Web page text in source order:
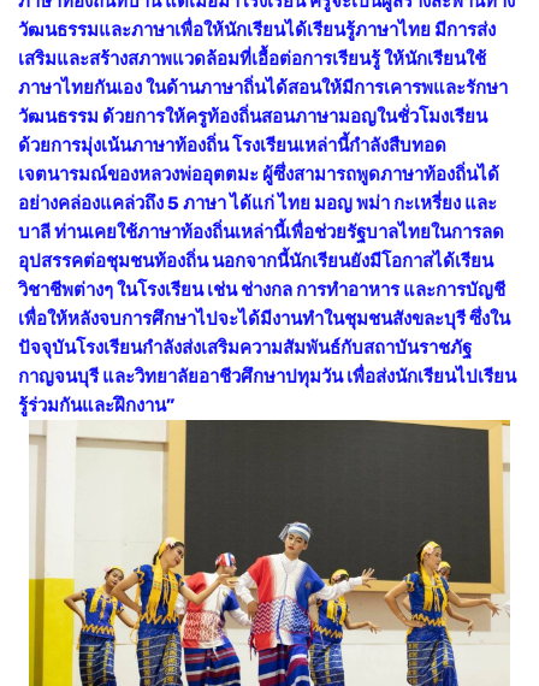
วัฒนธรรมและภาษาเพื่อให้นักเรียนได้เรียนรู้ภาษาไทย มีการส่ง
เสริมและสร้างสภาพแวดล้อมที่เอื้อต่อการเรียนรู้ ให้นักเรียนใช้
ภาษาไทยกันเอง ในด้านภาษาถิ่นได้สอนให้มีการเคารพและรักษา
วัฒนธรรม ด้วยการให้ครูท้องถิ่นสอนภาษามอญในชั่วโมงเรียน
ด้วยการมุ่งเน้นภาษาท้องถิ่น โรงเรียนเหล่านี้กำลังสืบทอด
เจตนารมณ์ของหลวงพ่ออุตตมะ ผู้ซึ่งสามารถพูดภาษาท้องถิ่นได้
อย่างคล่องแคล่วถึง 5 ภาษา ได้แก่ ไทย มอญ พม่า กะเหรี่ยง และ
บาลี ท่านเคยใช้ภาษาท้องถิ่นเหล่านี้เพื่อช่วยรัฐบาลไทยในการลด
อุปสรรคต่อชุมชนท้องถิ่น นอกจากนี้นักเรียนยังมีโอกาสได้เรียน
วิชาชีพต่างๆ ในโรงเรียน เช่น ช่างกล การทำอาหาร และการบัญชี
เพื่อให้หลังจบการศึกษาไปจะได้มีงานทำในชุมชนสังขละบุรี ซึ่งใน
ปัจจุบันโรงเรียนกำลังส่งเสริมความสัมพันธ์กับสถาบันราชภัฐ
กาญจนบุรี และวิทยาลัยอาชีวศึกษาปทุมวัน เพื่อส่งนักเรียนไปเรียน
รู้ร่วมกันและฝึกงาน”